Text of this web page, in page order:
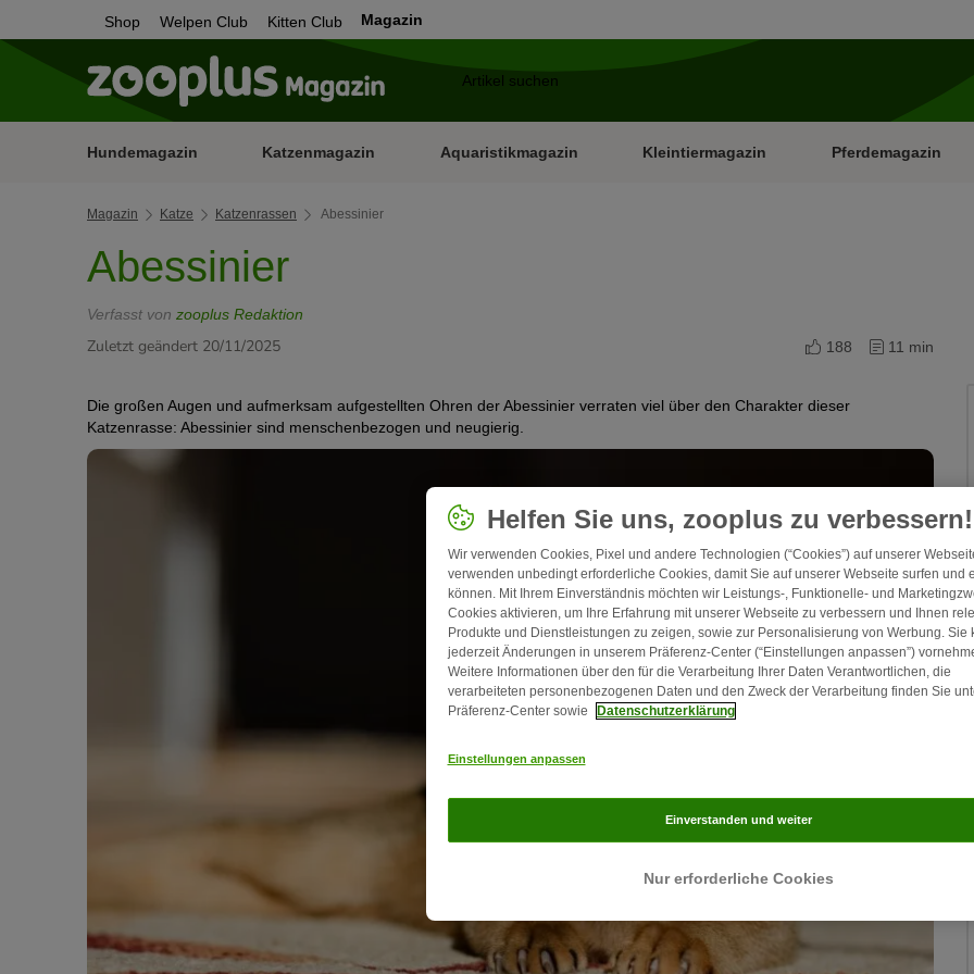
Shop Welpen Club Kitten Club Magazin
Hundemagazin Katzenmagazin Aquaristikmagazin Kleintiermagazin Pferdemagazin
Magazin Katze Katzenrassen Abessinier
Abessinier
Verfasst von zooplus Redaktion
Zuletzt geändert 20/11/2025 188 11 min
Die großen Augen und aufmerksam aufgestellten Ohren der Abessinier verraten viel über den Charakter dieser
Katzenrasse: Abessinier sind menschenbezogen und neugierig.
Helfen Sie uns, zooplus zu verbessern!
Wir verwenden Cookies, Pixel und andere Technologien (“Cookies”) auf unserer
verwenden unbedingt erforderliche Cookies, damit Sie auf unserer Webseite surfen und
können. Mit Ihrem Einverständnis möchten wir Leistungs-, Funktionelle- und
Cookies aktivieren, um Ihre Erfahrung mit unserer Webseite zu verbessern und Ihnen
Produkte und Dienstleistungen zu zeigen, sowie zur Personalisierung von Werbung. Sie
jederzeit Änderungen in unserem Präferenz-Center (“Einstellungen anpassen”)
Weitere Informationen über den für die Verarbeitung Ihrer Daten Verantwortlichen, die
verarbeiteten personenbezogenen Daten und den Zweck der Verarbeitung finden Sie
Präferenz-Center sowie
Datenschutzerklärung
Einstellungen anpassen
Nur erforderliche Cookies
Einverstanden und weiter